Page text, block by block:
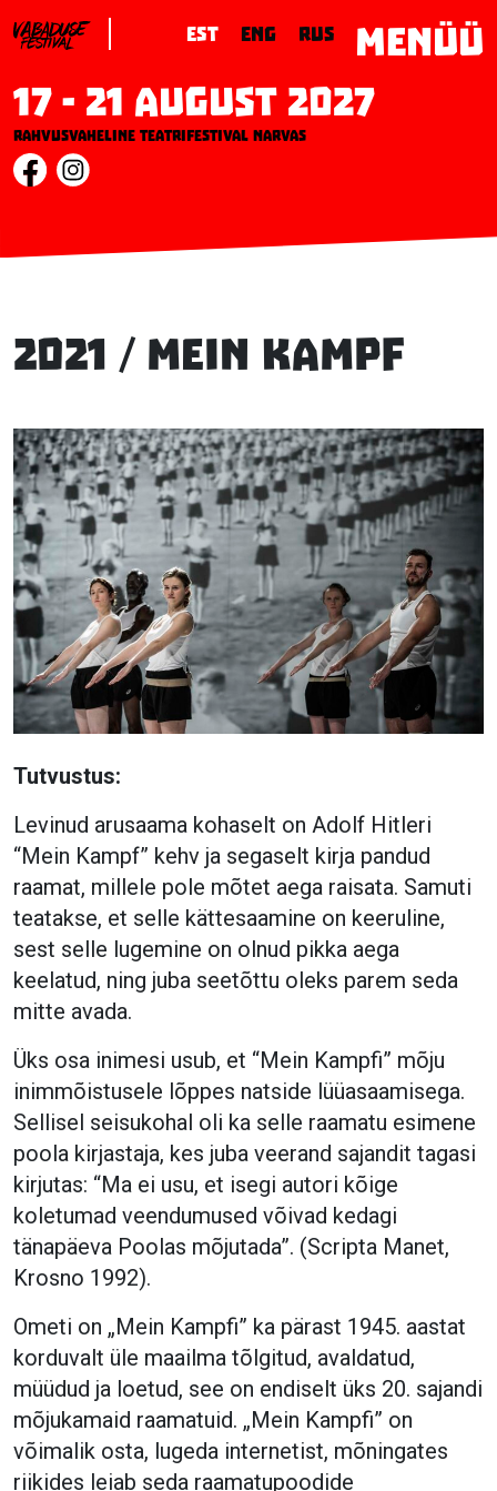
17 - 21 August 2027
Rahvusvaheline teatrifestival Narvas
EST ENG RUS MENÜÜ
2021 / Mein Kampf
Tutvustus:
Levinud arusaama kohaselt on Adolf Hitleri
“Mein Kampf” kehv ja segaselt kirja pandud
raamat, millele pole mõtet aega raisata. Samuti
teatakse, et selle kättesaamine on keeruline,
sest selle lugemine on olnud pikka aega
keelatud, ning juba seetõttu oleks parem seda
mitte avada.
Üks osa inimesi usub, et “Mein Kampfi” mõju
inimmõistusele lõppes natside lüüasaamisega.
Sellisel seisukohal oli ka selle raamatu esimene
poola kirjastaja, kes juba veerand sajandit tagasi
kirjutas: “Ma ei usu, et isegi autori kõige
koletumad veendumused võivad kedagi
tänapäeva Poolas mõjutada”. (Scripta Manet,
Krosno 1992).
Ometi on „Mein Kampfi” ka pärast 1945. aastat
korduvalt üle maailma tõlgitud, avaldatud,
müüdud ja loetud, see on endiselt üks 20. sajandi
mõjukamaid raamatuid. „Mein Kampfi” on
võimalik osta, lugeda internetist, mõningates
riikides leiab seda raamatupoodide